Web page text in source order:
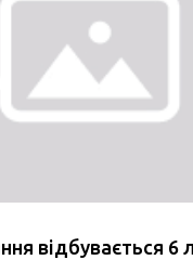
відбувається 6